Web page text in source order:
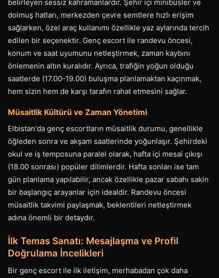
belirleyen sessiz kahramanlardır. Şehir içi minibüsler ve
dolmuş hatları, merkezden çevre semtlere hızlı erişim
sağlarken, özel araç kullanımı özellikle yaz aylarında tercih
edilen bir seçenektir. Genç escort ile randevu öncesi,
konum ve saat uyumunu netleştirmek, zaman kaybını
önlemenin altın kuralıdır. Ayrıca, trafiğin yoğun olduğu
saatlerde (17.00-19.00) buluşma planlamaktan kaçınmak,
hem sizin hem de karşı tarafın rahat etmesini sağlar.
Müsaitlik Kültürü ve Zaman Yönetimi
Elbistan'da genç escortların müsaitlik durumu, genellikle
öğleden sonra ve akşam saatlerinde yoğunlaşır. Şehirdeki
okul ve iş temposuna paralel olarak, hafta içi mesai çıkışı
(18.00 sonrası) popüler dilimlerdir. Hafta sonları ise tam
gün planlama yapılabilir, ancak özellikle pazar sabahı sakin
bir başlangıç arayanlar için idealdir. Randevu öncesi
müsaitlik takvimi paylaşmak, beklentileri netleştirmek
adına önemli bir detaydır.
İlk Temas Sanatı: Mesajlaşma ve Profil
Doğrulama İncelikleri
Bir genç escort ile ilk iletişim, merhabadan çok daha